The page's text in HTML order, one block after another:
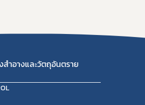
ำอางและวัตถุอันตราย